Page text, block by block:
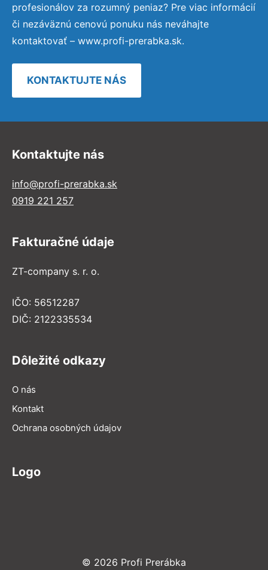
profesionálov za rozumný peniaz? Pre viac informácií
či nezáväznú cenovú ponuku nás neváhajte
kontaktovať – www.profi-prerabka.sk.
KONTAKTUJTE NÁS
Kontaktujte nás
info@profi-prerabka.sk
0919 221 257
Fakturačné údaje
ZT-company s. r. o.
IČO: 56512287
DIČ: 2122335534
Dôležité odkazy
O nás
Kontakt
Ochrana osobných údajov
Logo
© 2026 Profi Prerábka